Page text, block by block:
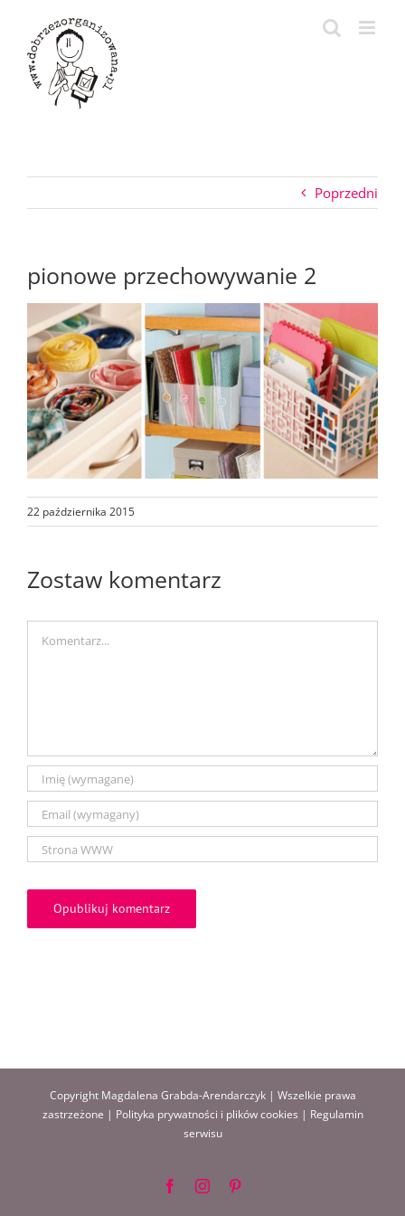
zawartości
Poprzedni
pionowe przechowywanie 2
22 października 2015
Zostaw komentarz
Copyright Magdalena Grabda-Arendarczyk | Wszelkie prawa
zastrzeżone | Polityka prywatności i plików cookies | Regulamin
serwisu
FacebookInstagram